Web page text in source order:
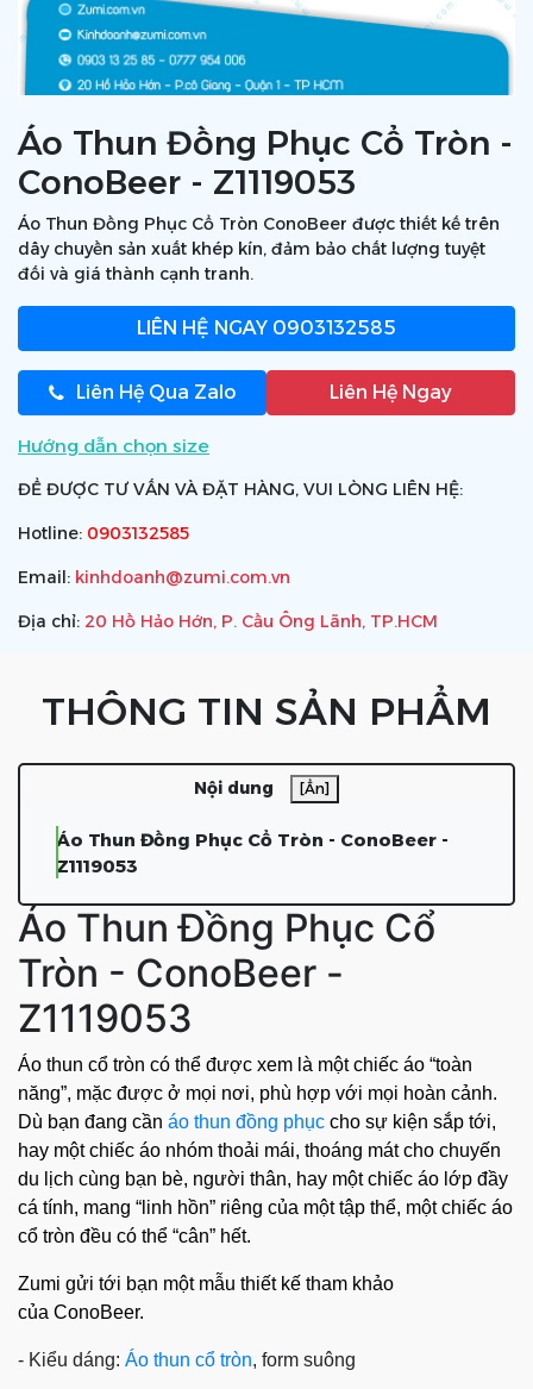
Áo Thun Đồng Phục Cổ Tròn -
ConoBeer - Z1119053
Áo Thun Đồng Phục Cổ Tròn ConoBeer được thiết kế trên
dây chuyền sản xuất khép kín, đảm bảo chất lượng tuyệt
đối và giá thành cạnh tranh.
LIÊN HỆ NGAY 0903132585
Liên Hệ Qua Zalo Liên Hệ Ngay
Hướng dẫn chọn size
ĐỂ ĐƯỢC TƯ VẤN VÀ ĐẶT HÀNG, VUI LÒNG LIÊN HỆ:
Hotline: 0903132585
Email: kinhdoanh@zumi.com.vn
Địa chỉ: 20 Hồ Hảo Hớn, P. Cầu Ông Lãnh, TP.HCM
THÔNG TIN SẢN PHẨM
Nội dung [Ẩn]
Áo Thun Đồng Phục Cổ Tròn - ConoBeer -
Z1119053
Áo Thun Đồng Phục Cổ
Tròn - ConoBeer -
Z1119053
Áo thun cổ tròn có thể được xem là một chiếc áo “toàn
năng”, mặc được ở mọi nơi, phù hợp với mọi hoàn cảnh.
Dù bạn đang cần áo thun đồng phục cho sự kiện sắp tới,
hay một chiếc áo nhóm thoải mái, thoáng mát cho chuyến
du lịch cùng bạn bè, người thân, hay một chiếc áo lớp đầy
cá tính, mang “linh hồn” riêng của một tập thể, một chiếc áo
cổ tròn đều có thể “cân” hết.
Zumi gửi tới bạn một mẫu thiết kế tham khảo
của ConoBeer.
- Kiểu dáng: Áo thun cổ tròn, form suông